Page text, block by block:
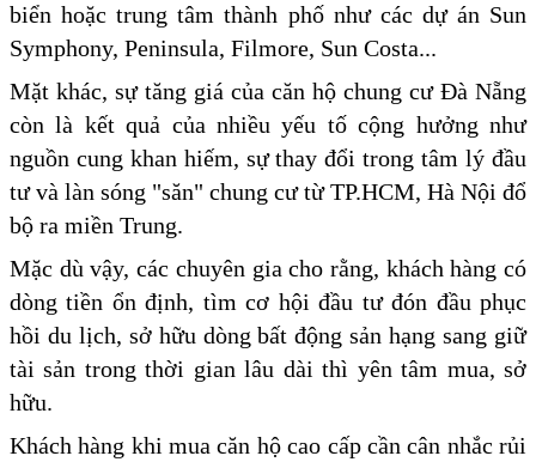
biển hoặc trung tâm thành phố như các dự án Sun
Symphony, Peninsula, Filmore, Sun Costa...
Mặt khác, sự tăng giá của căn hộ chung cư Đà Nẵng
còn là kết quả của nhiều yếu tố cộng hưởng như
nguồn cung khan hiếm, sự thay đổi trong tâm lý đầu
tư và làn sóng "săn" chung cư từ TP.HCM, Hà Nội đổ
bộ ra miền Trung.
Mặc dù vậy, các chuyên gia cho rằng, khách hàng có
dòng tiền ổn định, tìm cơ hội đầu tư đón đầu phục
hồi du lịch, sở hữu dòng bất động sản hạng sang giữ
tài sản trong thời gian lâu dài thì yên tâm mua, sở
hữu.
Khách hàng khi mua căn hộ cao cấp cần cân nhắc rủi